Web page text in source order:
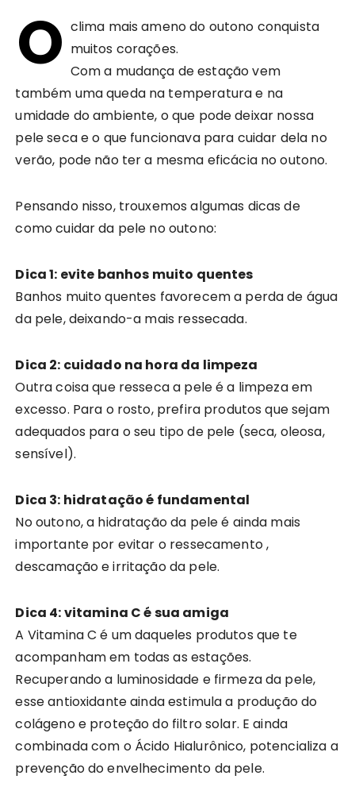
O clima mais ameno do outono conquista
muitos corações.
Com a mudança de estação vem
também uma queda na temperatura e na
umidade do ambiente, o que pode deixar nossa
pele seca e o que funcionava para cuidar dela no
verão, pode não ter a mesma eficácia no outono.
Pensando nisso, trouxemos algumas dicas de
como cuidar da pele no outono:
Dica 1: evite banhos muito quentes
Banhos muito quentes favorecem a perda de água
da pele, deixando-a mais ressecada.
Dica 2: cuidado na hora da limpeza
Outra coisa que resseca a pele é a limpeza em
excesso. Para o rosto, prefira produtos que sejam
adequados para o seu tipo de pele (seca, oleosa,
sensível).
Dica 3: hidratação é fundamental
No outono, a hidratação da pele é ainda mais
importante por evitar o ressecamento ,
descamação e irritação da pele.
Dica 4: vitamina C é sua amiga
A Vitamina C é um daqueles produtos que te
acompanham em todas as estações.
Recuperando a luminosidade e firmeza da pele,
esse antioxidante ainda estimula a produção do
colágeno e proteção do filtro solar. E ainda
combinada com o Ácido Hialurônico, potencializa a
prevenção do envelhecimento da pele.